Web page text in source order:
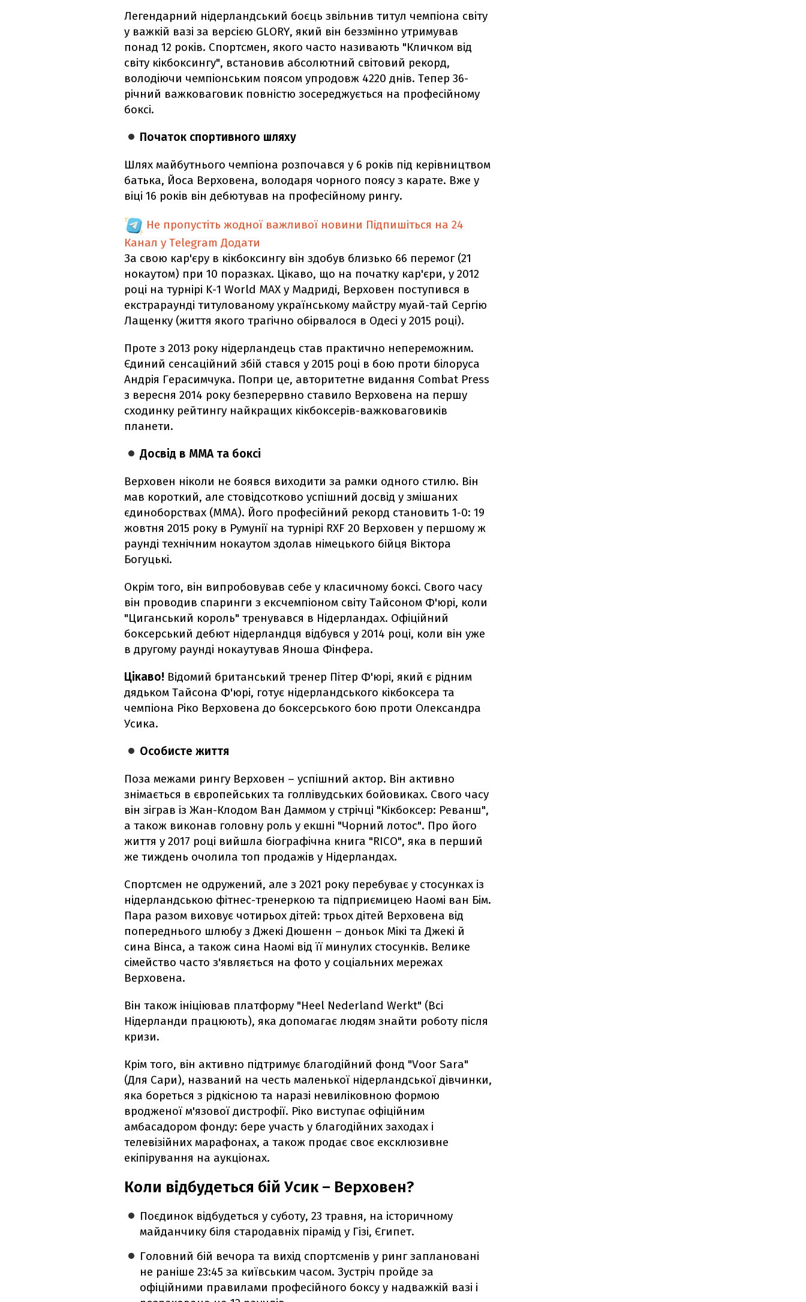
Легендарний нідерландський боєць звільнив титул чемпіона світу
у важкій вазі за версією GLORY, який він беззмінно утримував
понад 12 років. Спортсмен, якого часто називають "Кличком від
світу кікбоксингу", встановив абсолютний світовий рекорд,
володіючи чемпіонським поясом упродовж 4220 днів. Тепер 36-
річний важковаговик повністю зосереджується на професійному
боксі.
Початок спортивного шляху
Шлях майбутнього чемпіона розпочався у 6 років під керівництвом
батька, Йоса Верховена, володаря чорного поясу з карате. Вже у
віці 16 років він дебютував на професійному рингу.
Не пропустіть жодної важливої новини Підпишіться на 24
Канал у Telegram Додати
За свою кар'єру в кікбоксингу він здобув близько 66 перемог (21
нокаутом) при 10 поразках. Цікаво, що на початку кар'єри, у 2012
році на турнірі K-1 World MAX у Мадриді, Верховен поступився в
екстрараунді титулованому українському майстру муай-тай Сергію
Лащенку (життя якого трагічно обірвалося в Одесі у 2015 році).
Проте з 2013 року нідерландець став практично непереможним.
Єдиний сенсаційний збій стався у 2015 році в бою проти білоруса
Андрія Герасимчука. Попри це, авторитетне видання Combat Press
з вересня 2014 року безперервно ставило Верховена на першу
сходинку рейтингу найкращих кікбоксерів-важковаговиків
планети.
Досвід в ММА та боксі
Верховен ніколи не боявся виходити за рамки одного стилю. Він
мав короткий, але стовідсотково успішний досвід у змішаних
єдиноборствах (ММА). Його професійний рекорд становить 1-0: 19
жовтня 2015 року в Румунії на турнірі RXF 20 Верховен у першому ж
раунді технічним нокаутом здолав німецького бійця Віктора
Богуцькі.
Окрім того, він випробовував себе у класичному боксі. Свого часу
він проводив спаринги з ексчемпіоном світу Тайсоном Ф'юрі, коли
"Циганський король" тренувався в Нідерландах. Офіційний
боксерський дебют нідерландця відбувся у 2014 році, коли він уже
в другому раунді нокаутував Яноша Фінфера.
Цікаво! Відомий британський тренер Пітер Ф'юрі, який є рідним
дядьком Тайсона Ф'юрі, готує нідерландського кікбоксера та
чемпіона Ріко Верховена до боксерського бою проти Олександра
Усика.
Особисте життя
Поза межами рингу Верховен – успішний актор. Він активно
знімається в європейських та голлівудських бойовиках. Свого часу
він зіграв із Жан-Клодом Ван Даммом у стрічці "Кікбоксер: Реванш",
а також виконав головну роль у екшні "Чорний лотос". Про його
життя у 2017 році вийшла біографічна книга "RICO", яка в перший
же тиждень очолила топ продажів у Нідерландах.
Спортсмен не одружений, але з 2021 року перебуває у стосунках із
нідерландською фітнес-тренеркою та підприємицею Наомі ван Бім.
Пара разом виховує чотирьох дітей: трьох дітей Верховена від
попереднього шлюбу з Джекі Дюшенн – доньок Мікі та Джекі й
сина Вінса, а також сина Наомі від її минулих стосунків. Велике
сімейство часто з'являється на фото у соціальних мережах
Верховена.
Він також ініціював платформу "Heel Nederland Werkt" (Всі
Нідерланди працюють), яка допомагає людям знайти роботу після
кризи.
Крім того, він активно підтримує благодійний фонд "Voor Sara"
(Для Сари), названий на честь маленької нідерландської дівчинки,
яка бореться з рідкісною та наразі невиліковною формою
вродженої м'язової дистрофії. Ріко виступає офіційним
амбасадором фонду: бере участь у благодійних заходах і
телевізійних марафонах, а також продає своє ексклюзивне
екіпірування на аукціонах.
Коли відбудеться бій Усик – Верховен?
Поєдинок відбудеться у суботу, 23 травня, на історичному
майданчику біля стародавніх пірамід у Гізі, Єгипет.
Головний бій вечора та вихід спортсменів у ринг заплановані
не раніше 23:45 за київським часом. Зустріч пройде за
офіційними правилами професійного боксу у надважкій вазі і